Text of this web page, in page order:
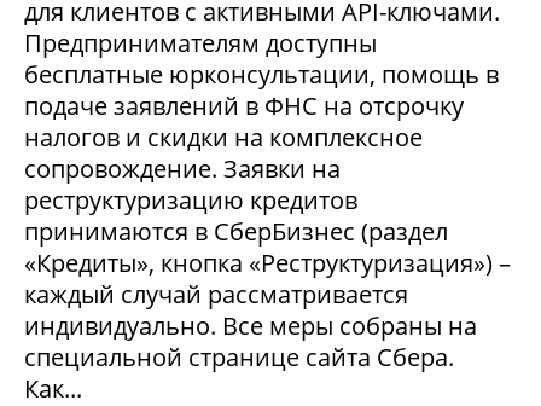
для клиентов с активными API-ключами.
Предпринимателям доступны
бесплатные юрконсультации, помощь в
подаче заявлений в ФНС на отсрочку
налогов и скидки на комплексное
сопровождение. Заявки на
реструктуризацию кредитов
принимаются в СберБизнес (раздел
«Кредиты», кнопка «Реструктуризация») –
каждый случай рассматривается
индивидуально. Все меры собраны на
специальной странице сайта Сбера.
Как...